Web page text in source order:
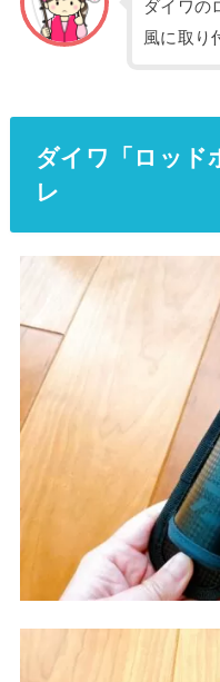
ダイワの
風に取り
ダイワ「ロッド
レ